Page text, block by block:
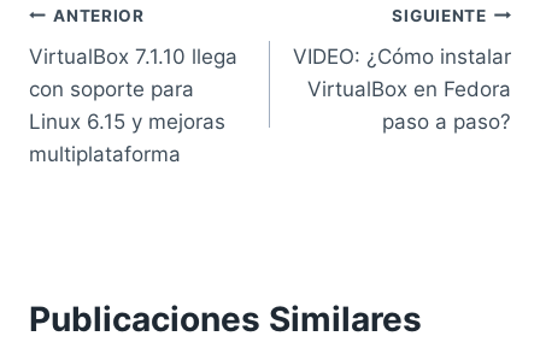
Navegación
de
entradas
ANTERIOR
VirtualBox 7.1.10 llega
con soporte para
Linux 6.15 y mejoras
multiplataforma
SIGUIENTE
VIDEO: ¿Cómo instalar
VirtualBox en Fedora
paso a paso?
Publicaciones Similares